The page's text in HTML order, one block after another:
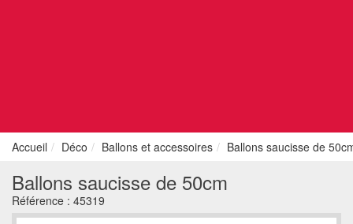
Accueil Déco Ballons et accessoires Ballons saucisse de
Ballons saucisse de 50cm
Référence : 45319